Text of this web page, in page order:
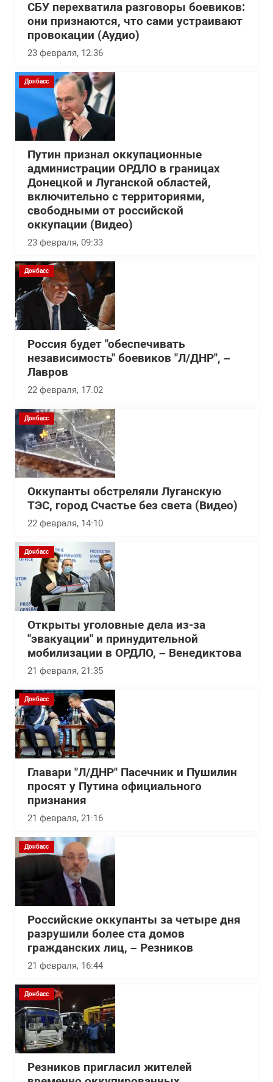
СБУ перехватила разговоры боевиков:
они признаются, что сами устраивают
провокации (Аудио)
23 февраля, 12:36
Донбасс
Путин признал оккупационные
администрации ОРДЛО в границах
Донецкой и Луганской областей,
включительно с территориями,
свободными от российской
оккупации (Видео)
23 февраля, 09:33
Донбасс
Россия будет "обеспечивать
независимость" боевиков "Л/ДНР", –
Лавров
22 февраля, 17:02
Донбасс
Оккупанты обстреляли Луганскую
ТЭС, город Счастье без света (Видео)
22 февраля, 14:10
Донбасс
Открыты уголовные дела из-за
"эвакуации" и принудительной
мобилизации в ОРДЛО, – Венедиктова
21 февраля, 21:35
Донбасс
Главари "Л/ДНР" Пасечник и Пушилин
просят у Путина официального
признания
21 февраля, 21:16
Донбасс
Российские оккупанты за четыре дня
разрушили более ста домов
гражданских лиц, – Резников
21 февраля, 16:44
Донбасс
Резников пригласил жителей